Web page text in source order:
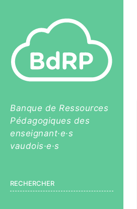
Banque de Ressources
Pédagogiques des
enseignant·e·s
vaudois·e·s
RECHERCHER